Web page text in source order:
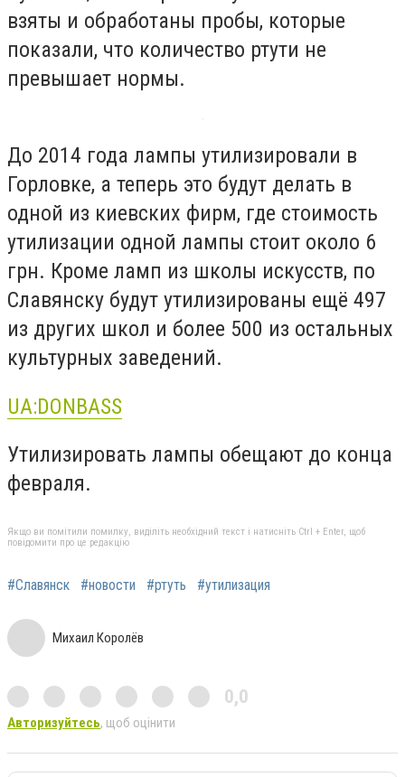
взяты и обработаны пробы, которые
показали, что количество ртути не
превышает нормы.
До 2014 года лампы утилизировали в
Горловке, а теперь это будут делать в
одной из киевских фирм, где стоимость
утилизации одной лампы стоит около 6
грн. Кроме ламп из школы искусств, по
Славянску будут утилизированы ещё 497
из других школ и более 500 из остальных
культурных заведений.
UA:DONBASS
Утилизировать лампы обещают до конца
февраля.
Якщо ви помітили помилку, виділіть необхідний текст і натисніть Ctrl + Enter, щоб
повідомити про це редакцію
#Славянск #новости #ртуть #утилизация
Михаил Королёв
0,0
Авторизуйтесь, щоб оцінити